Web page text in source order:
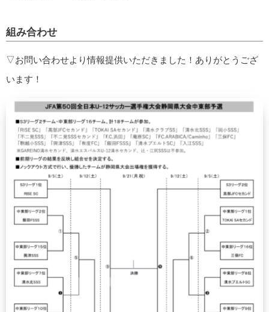
組み合わせ
▽お問い合わせより情報提供いただきました！ありがとうござ
います！